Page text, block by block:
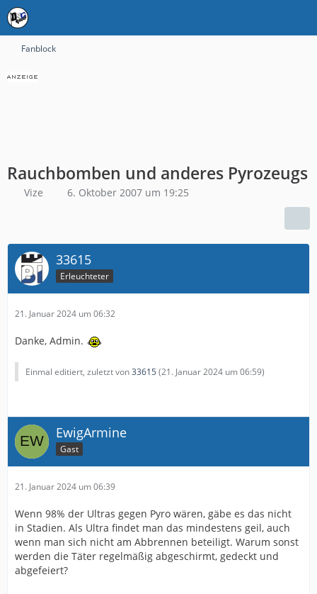
Fanblock
Rauchbomben und anderes Pyrozeugs
Vize 6. Oktober 2007 um 19:25
33615
Erleuchteter
21. Januar 2024 um 06:32
Danke, Admin.
Einmal editiert, zuletzt von33615 (21. Januar 2024 um 06:59)
EwigArmine
Gast
21. Januar 2024 um 06:39
Wenn 98% der Ultras gegen Pyro wären, gäbe es das nicht
in Stadien. Als Ultra findet man das mindestens geil, auch
wenn man sich nicht am Abbrennen beteiligt. Warum sonst
werden die Täter regelmäßig abgeschirmt, gedeckt und
abgefeiert?